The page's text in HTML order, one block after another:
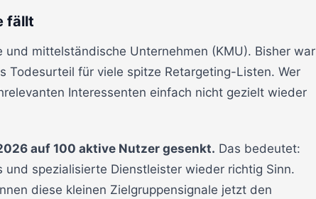
fällt
mittelständische Unternehmen (KMU). Bisher war
für viele spitze Retargeting-Listen. Wer
Interessenten einfach nicht gezielt wieder
auf 100 aktive Nutzer gesenkt. Das bedeutet:
spezialisierte Dienstleister wieder richtig Sinn.
diese kleinen Zielgruppensignale jetzt den